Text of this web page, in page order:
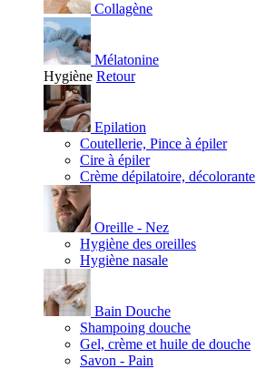
Collagène
Mélatonine
Hygiène Retour
Epilation
Coutellerie, Pince à épiler
Cire à épiler
Crème dépilatoire, décolorante
Oreille - Nez
Hygiène des oreilles
Hygiène nasale
Bain Douche
Shampoing douche
Gel, crème et huile de douche
Savon - Pain